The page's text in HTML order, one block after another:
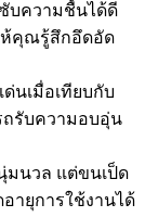
บความชื้นได้ดี
ห้คุณรู้สึกอึดอัด
นเมื่อเทียบกับ
รับความอบอุ่น
มนวล แต่ขนเป็ด
ายุการใช้งานได้